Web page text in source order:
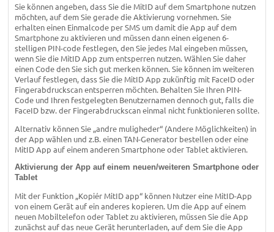
Sie können angeben, dass Sie die MitID auf dem Smartphone nutzen
möchten, auf dem Sie gerade die Aktivierung vornehmen. Sie
erhalten einen Einmalcode per SMS um damit die App auf dem
Smartphone zu aktivieren und müssen dann einen eigenen 6-
stelligen PIN-code festlegen, den Sie jedes Mal eingeben müssen,
wenn Sie die MitID App zum entsperren nutzen. Wählen Sie daher
einen Code den Sie sich gut merken können. Sie können im weiteren
Verlauf festlegen, dass Sie die MitID App zukünftig mit FaceID oder
Fingerabdruckscan entsperren möchten. Behalten Sie Ihren PIN-
Code und Ihren festgelegten Benutzernamen dennoch gut, falls die
FaceID bzw. der Fingerabdruckscan einmal nicht funktionieren sollte.
Alternativ können Sie „andre muligheder“ (Andere Möglichkeiten) in
der App wählen und z.B. einen TAN-Generator bestellen oder eine
MitID App auf einem anderen Smartphone oder Tablet aktivieren.
Aktivierung der App auf einem neuen/weiteren Smartphone oder
Tablet
Mit der Funktion „Kopiér MitID app“ können Nutzer eine MitID-App
von einem Gerät auf ein anderes kopieren. Um die App auf einem
neuen Mobiltelefon oder Tablet zu aktivieren, müssen Sie die App
zunächst auf das neue Gerät herunterladen, auf dem Sie die App